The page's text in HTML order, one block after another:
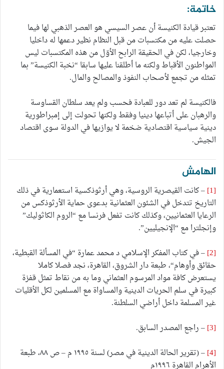
خاتمة:
تعتبر قيادة الكنيسة أن عصر السيسي هو العصر الذهبي لها فيما
حصلت عليه من مكتسبات من قبل النظام نظير دعمها له داخليا
وخارجيا، لكن في الحقيقة الرابح الأوّل من هذه المكتسبات ليس
المواطنون الأقباط ولكنه ما أطلقنا عليها سابقا “نخبة الكنيسة” بما
تمثله من تجمع لأصحاب النفوذ والمصالح والمال.
فالكنيسة لم تعد دور للعبادة فحسب ولم يعد سلطان القساوسة
والرهبان على أتباعها دينيا وفقط ولكنها تحولت إلى إمبراطورية
دينية سياسية اقتصادية ضخمة لا يوازيها في الدولة سوى اقتصاد
الجيش.
الهامش
[1] – كانت القيصرية الروسية، وهي أرثوذكسية استعمارية في ذلك
التاريخ تتدخل في الشئون العثمانية بدعوى حماية الأرثوذكس من
الرعايا العثمانيين، وكذلك كانت تفعل فرنسا مع “الروم الكاثوليك”
وإنجلترا مع “الإنجيليين”.
[2] – في كتاب المفكر الإسلامي د محمد عمارة “في المسألة القبطية،
حقائق وأوهام“، طبعة دار الشروق، القاهرة، نجد فصلا كاملا
يستعرض كافة مواد المرسوم العثماني وما به من نقاط تمثل قفزة
كبيرة في سلم الحريات الدينية والمساواة مع المسلمين لكل الأقليات
غير المسلمة داخل أراضي السلطنة.
[3] – راجع المصدر السابق.
[4]
– (تقرير الحالة الدينية في مصر) لسنة ١٩٩٥ م – ص ٨٨، طبعة
الأهرام القاهرة ١٩٩٦م